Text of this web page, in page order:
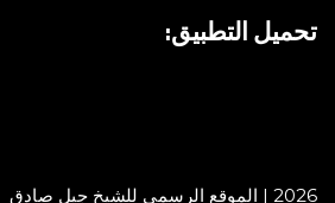
تحميل التطبيق:
2026 | الموقع الرسمي للشيخ جيل صادق